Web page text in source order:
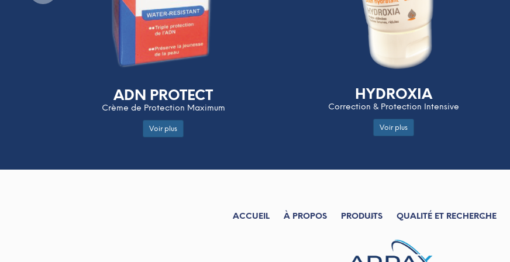
ADN PROTECT
Crème de Protection Maximum
Voir plus
HYDROXIA
Correction & Protection Intensive
Voir plus
ACCUEIL À PROPOS PRODUITS QUALITÉ ET RECHERCHE